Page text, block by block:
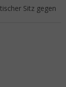
Sitz gegen